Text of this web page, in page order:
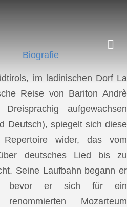
Biografie
im ladinischen Dorf La
Reise von Bariton Andrè
aufgewachsen
Deutsch), spiegelt sich diese
wider, das vom
deutsches Lied bis zu
Seine Laufbahn begann er
bevor er sich für ein
Mozarteum